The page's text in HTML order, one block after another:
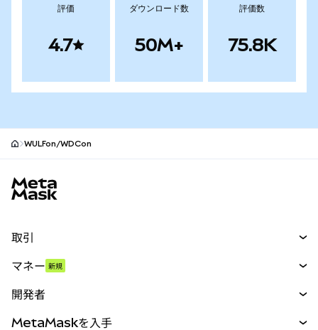
評価
4.7
ダウンロード数
50M+
評価数
75.8K
WULFon/WDCon
取引
パーペチュアル
マネー 新規
開発者
MetaMaskを入手